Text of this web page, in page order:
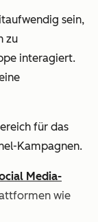
sein,
zu
interagiert.
für das
Kampagnen.
Media-
wie